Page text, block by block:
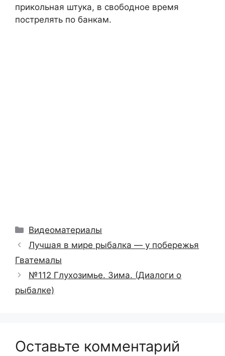
прикольная штука, в свободное время
пострелять по банкам.
Рубрики
Видеоматериалы
Лучшая в мире рыбалка — у побережья
Гватемалы
№112 Глухозимье. Зима. (Диалоги о
рыбалке)
Оставьте комментарий